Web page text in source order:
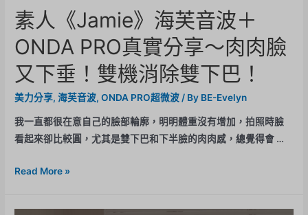
素人《Jamie》海芙音波＋
ONDA PRO真實分享～肉肉臉
又下垂！雙機消除雙下巴！
美力分享,海芙音波,ONDA PRO超微波 / By BE-Evelyn
我一直都很在意自己的臉部輪廓，明明體重沒有增加，拍照時臉
看起來卻比較圓，尤其是雙下巴和下半臉的肉肉感，總覺得會 …
Read More »